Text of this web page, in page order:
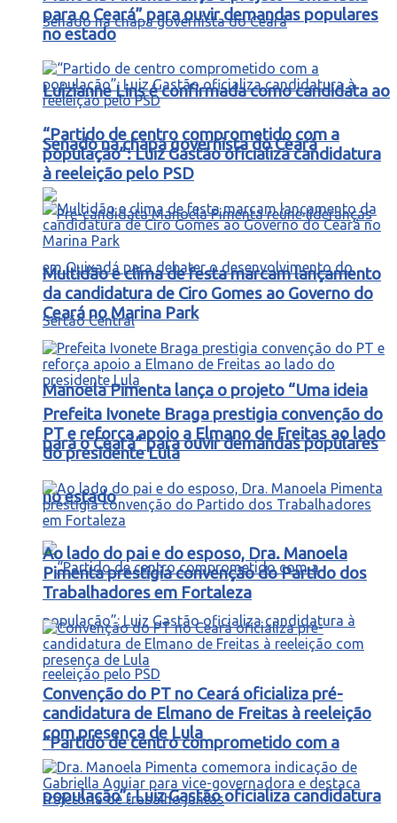
Luizianne Lins é confirmada como candidata ao
Senado na chapa governista do Ceará
Manoela Pimenta lança o projeto “Uma ideia
para o Ceará” para ouvir demandas populares
no estado
“Partido de centro comprometido com a
população”: Luiz Gastão oficializa candidatura
para o Ceará” para ouvir demandas populares
no estado
“Partido de centro comprometido com a
população”: Luiz Gastão oficializa candidatura
à reeleição pelo PSD
Multidão e clima de festa marcam lançamento
da candidatura de Ciro Gomes ao Governo do
Ceará no Marina Park
Prefeita Ivonete Braga prestigia convenção do
PT e reforça apoio a Elmano de Freitas ao lado
do presidente Lula
Ao lado do pai e do esposo, Dra. Manoela
Pimenta prestigia convenção do Partido dos
Trabalhadores em Fortaleza
Convenção do PT no Ceará oficializa pré-
candidatura de Elmano de Freitas à reeleição
com presença de Lula